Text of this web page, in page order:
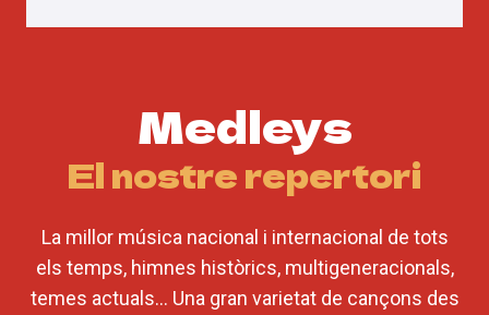
Medleys
El nostre repertori
La millor música nacional i internacional de tots
els temps, himnes històrics, multigeneracionals,
temes actuals… Una gran varietat de cançons des